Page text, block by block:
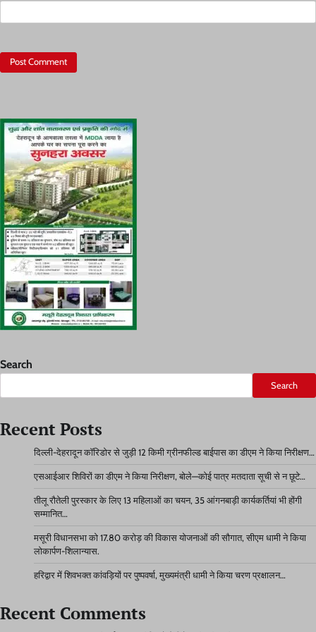
Search
Search
Recent Posts
दिल्ली-देहरादून कॉरिडोर से जुड़ी 12 किमी ग्रीनफील्ड बाईपास का डीएम ने किया निरीक्षण…
एसआईआर शिविरों का डीएम ने किया निरीक्षण, बोले—कोई पात्र मतदाता सूची से न छूटे…
तीलू रौतेली पुरस्कार के लिए 13 महिलाओं का चयन, 35 आंगनबाड़ी कार्यकर्तियां भी होंगी
सम्मानित…
मसूरी विधानसभा को 17.80 करोड़ की विकास योजनाओं की सौगात, सीएम धामी ने किया
लोकार्पण-शिलान्यास.
हरिद्वार में शिवभक्त कांवड़ियों पर पुष्पवर्षा, मुख्यमंत्री धामी ने किया चरण प्रक्षालन…
Recent Comments